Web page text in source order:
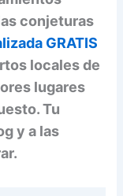
conjeturas
GRATIS
locales de
lugares
Tu
y a las